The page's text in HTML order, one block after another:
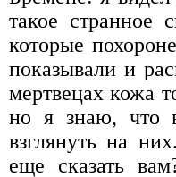
такое странное
которые
показывали и
мертвецах кожа
но я знаю, что
взглянуть на
еще сказать